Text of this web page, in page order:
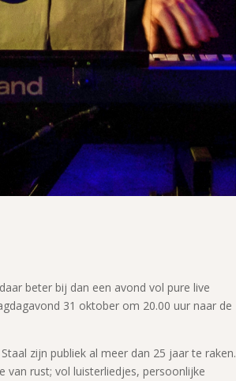
beter bij dan een avond vol pure live
31 oktober om 20.00 uur naar de
zijn publiek al meer dan 25 jaar te raken.
van rust; vol luisterliedjes, persoonlijke